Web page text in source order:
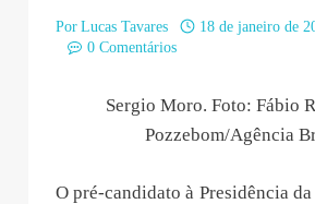
Por Lucas Tavares
18 de janeiro de
0 Comentários
Sergio Moro. Foto: Fábio
Pozzebom/Agência
O pré-candidato à Presidência